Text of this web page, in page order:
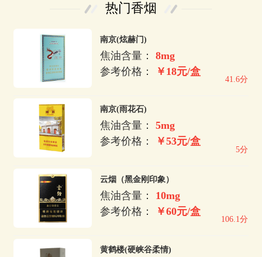
热门香烟
南京(炫赫门)
焦油含量：8mg
参考价格：
￥18元/盒
41.6分
南京(雨花石)
焦油含量：5mg
参考价格：
￥53元/盒
5分
云烟（黑金刚印象）
焦油含量： 10mg
参考价格：
￥60元/盒
106.1分
黄鹤楼(硬峡谷柔情)